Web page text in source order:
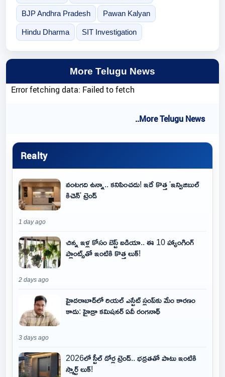
BJP Andhra Pradesh Pawan Kalyan
Hindu Dharma SIT Investigation
More Telugu News
Error fetching data: Failed to fetch
..More Telugu News
Realty
వంటగది ఉన్నా.. కనిపించదు! ఇదే కొత్త 'ఇన్విజిబుల్
కిచెన్' ట్రెండ్
1 day ago
చిన్న ఇళ్ల కోసం బెస్ట్ ఐడియా.. ఈ 10 హ్యాంగింగ్
ప్లాంట్స్‌తో ఇంటికి కొత్త లుక్!
2 days ago
హైదరాబాద్‌లో రియల్ ఎస్టేట్ స్లంప్‌కు మేం కారణం
కాదు: హైడ్రా కమిషనర్ ఏవీ రంగనాథ్
3 days ago
2026లో స్టీల్ డోర్ల ట్రెండ్.. భద్రతతో పాటు ఇంటికి
స్మార్ట్ లుక్!